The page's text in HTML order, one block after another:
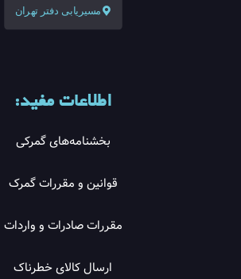
مسیریابی دفتر تهران
اطلاعات مفید:
بخشنامه‌های گمرکی
قوانین و مقررات گمرک
مقررات صادرات و واردات
ارسال کالای خطرناک